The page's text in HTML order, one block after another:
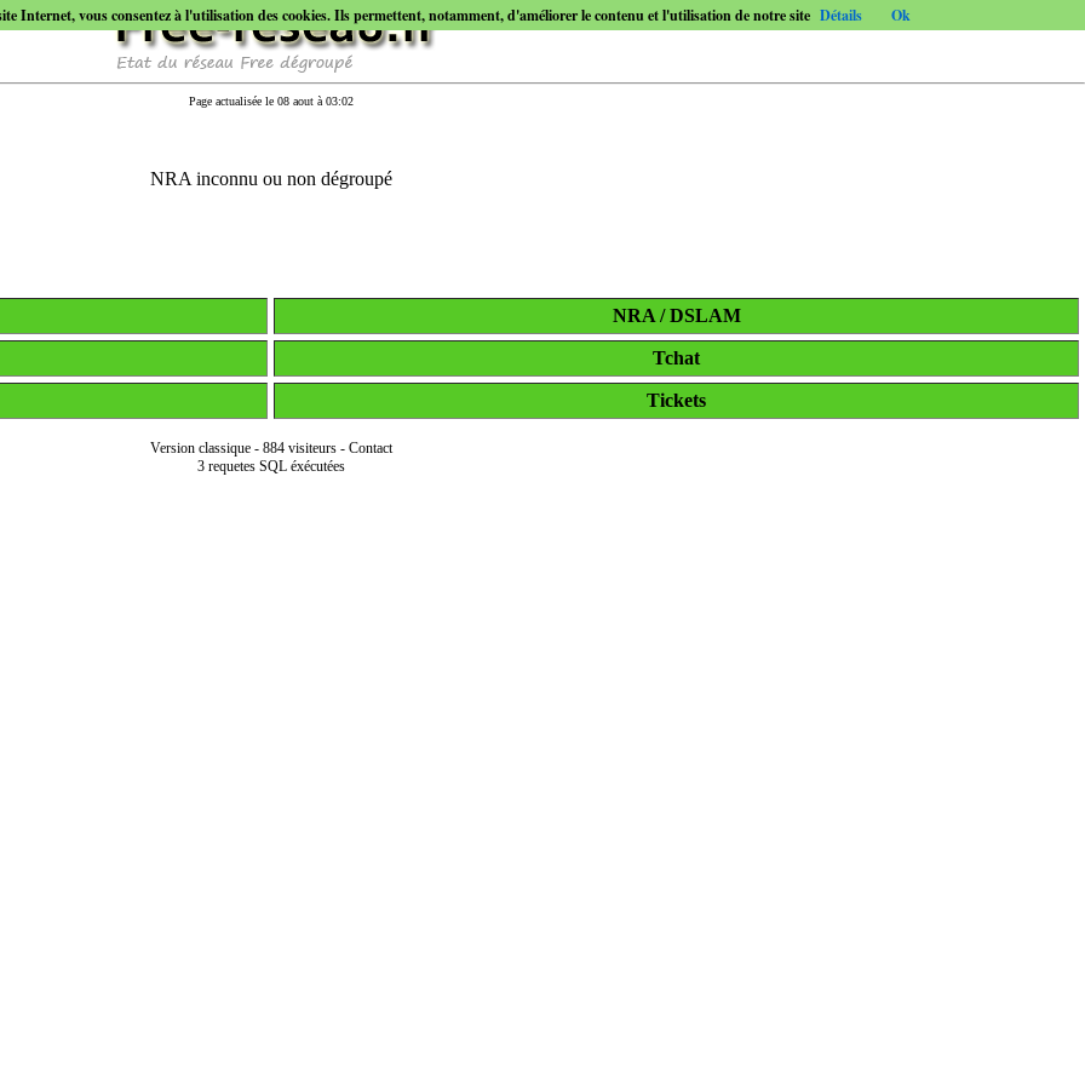
Page actualisée le 08 aout à 03:02
NRA inconnu ou non dégroupé
NRA / DSLAM
Tchat
Tickets
Version classique - 884 visiteurs - Contact
3 requetes SQL éxécutées
Internet, vous consentez à l'utilisation des cookies. Ils permettent, notamment, d'améliorer le contenu et l'utilisation de notre site Détails Ok